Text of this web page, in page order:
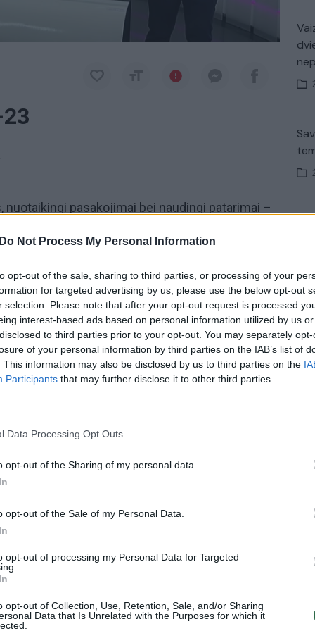
Do Not Process My Personal Information
opt-out of the sale, sharing to third parties, or processing of your
for targeted advertising by us, please use the below opt-out
selection. Please note that after your opt-out request is processed
interest-based ads based on personal information utilized by us
to third parties prior to your opt-out. You may separately
of your personal information by third parties on the IAB’s list of
This information may also be disclosed by us to third parties on the
Participants that may further disclose it to other third parties.
Data Processing Opt Outs
opt-out of the Sharing of my personal data.
opt-out of the Sale of my Personal Data.
opt-out of processing my Personal Data for Targeted
opt-out of Collection, Use, Retention, Sale, and/or Sharing
Data that Is Unrelated with the Purposes for which it
pasakojimai bei naudingi patarimai –
ryto“ televiziją.
Marius Jančius tik Lrytas.TV Julija Ciurupa
Visi įrašai
00:00:37
dėl karščių pavojus dar neišnyko
Italijos: baiminamasi naujos migrantų
Žinios Pasaulis